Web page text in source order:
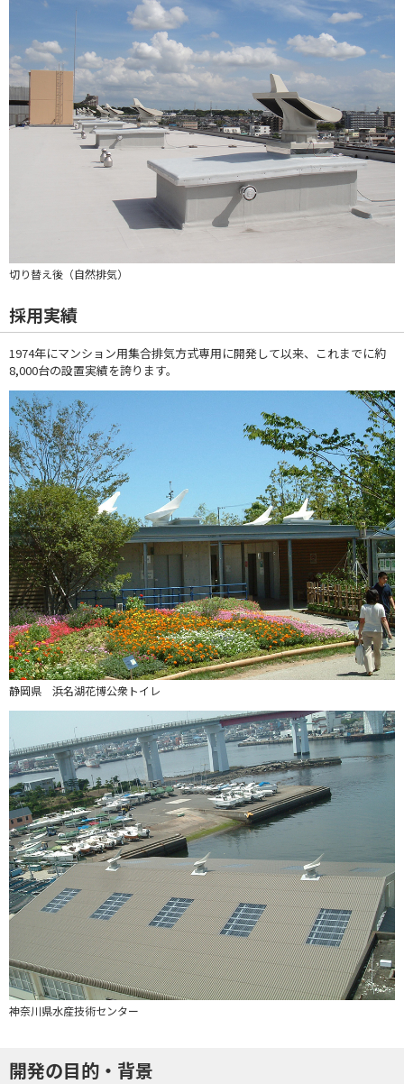
切り替え後（自然排気）
採用実績
1974年にマンション用集合排気方式専用に開発して以来、これまでに約
8,000台の設置実績を誇ります。
静岡県 浜名湖花博公衆トイレ
神奈川県水産技術センター
開発の目的・背景